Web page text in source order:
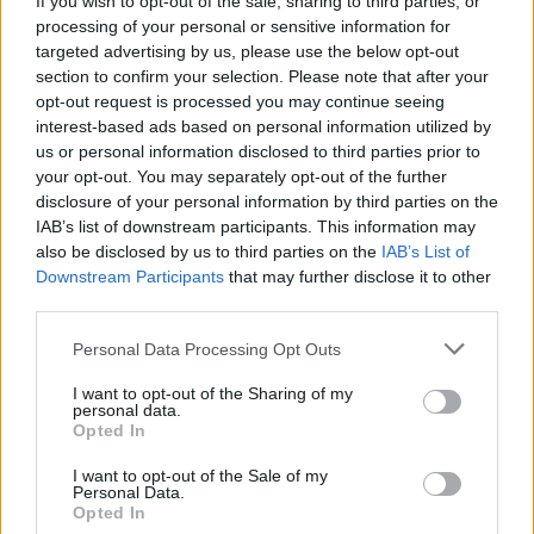
processing of your personal or sensitive information for
targeted advertising by us, please use the below opt-out
section to confirm your selection. Please note that after your
opt-out request is processed you may continue seeing
interest-based ads based on personal information utilized by
us or personal information disclosed to third parties prior to
your opt-out. You may separately opt-out of the further
disclosure of your personal information by third parties on the
IAB’s list of downstream participants. This information may
also be disclosed by us to third parties on the IAB’s List of
Downstream Participants that may further disclose it to other
Please note that this website/app uses one or more Google
not limited to your visit or usage behaviour. You may click to
grant or deny consent to Google and its third-party tags to
use your data for below specified purposes in below Google
consent section.
Personal Data Processing Opt Outs
I want to opt-out of the Sharing of my
personal data.
Opted In
I want to opt-out of the Sale of my
Personal Data.
Opted In
páneurópai társulásokat.
Oroszország politikájáról szólva aláhúzta,
hogy harminc évvel a berlini fal ledöntése
után „visszatért a konfliktus és a rendszerek
versenye”. Ezt jelzi például, hogy a Facebook
közösségi portálon 90 millió „orosz hátterű”
hamis profil működik, a közepes és rövid
hatótávolságú, szárazföldi indítású nukleáris
(INF) „felmondása” révén pedig 500-2500
kilométer hatótávolságú, atomtöltettel is
felszerelhető rakétákat telepít Oroszország.
Ezek a rakéták éppen az EU területét érhetik
el, vagyis „ez a mi problémánk, egy európai
probléma” — mondta Manfred Weber.